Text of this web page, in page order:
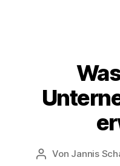
Beitragsautor
Von Jannis